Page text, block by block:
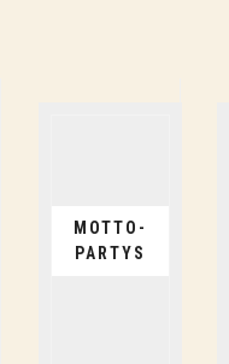
MOTTO-
PARTYS